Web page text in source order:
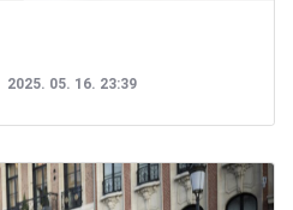
2025. 05. 16. 23:39